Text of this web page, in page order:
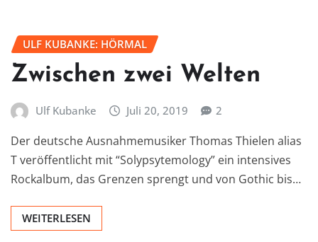
ULF KUBANKE: HÖRMAL
Zwischen zwei Welten
Ulf Kubanke Juli 20, 2019 2
Der deutsche Ausnahmemusiker Thomas Thielen alias
T veröffentlicht mit “Solypsytemology” ein intensives
Rockalbum, das Grenzen sprengt und von Gothic bis…
WEITERLESEN